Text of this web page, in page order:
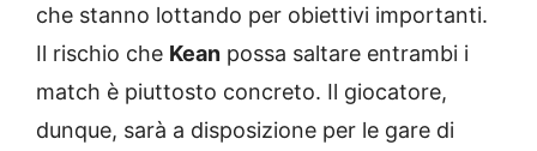
che stanno lottando per obiettivi importanti.
Il rischio che Kean possa saltare entrambi i
match è piuttosto concreto. Il giocatore,
dunque, sarà a disposizione per le gare di